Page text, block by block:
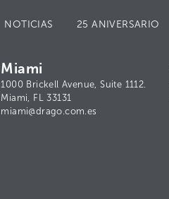
NOTICIAS 25 ANIVERSARIO
Miami
1000 Brickell Avenue, Suite 1112.
Miami, FL 33131
miami@drago.com.es